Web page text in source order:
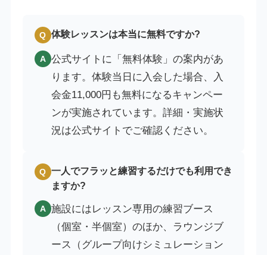
Q 体験レッスンは本当に無料ですか?
A 公式サイトに「無料体験」の案内があ
ります。体験当日に入会した場合、入
会金11,000円も無料になるキャンペー
ンが実施されています。詳細・実施状
況は公式サイトでご確認ください。
Q 一人でフラッと練習するだけでも利用でき
ますか?
A 施設にはレッスン専用の練習ブース
（個室・半個室）のほか、ラウンジブ
ース（グループ向けシミュレーション